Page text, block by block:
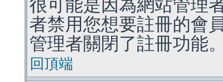
很可能是因為網站管理
者禁用您想要註冊的會
管理者關閉了註冊功能
回頂端